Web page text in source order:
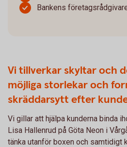
Bankens
Vi tillverkar skyltar och
möjliga storlekar och
skräddarsytt efter
Vi gillar att hjälpa kunderna binda
Lisa Hallenrud på Göta Neon i
tänka utanför boxen och samtidigt